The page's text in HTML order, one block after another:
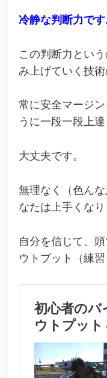
冷静な判断力です
この判断力とい
み上げていく技
常に安全マージ
うに一段一段上
大丈夫です。
無理なく（色ん
なたは上手くなり
自分を信じて、
ウトプット（練